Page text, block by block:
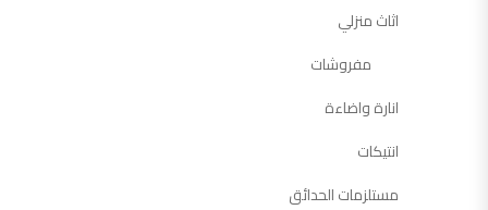
اثاث منزلي
مفروشات
انارة واضاءة
انتيكات
مستلزمات الحدائق